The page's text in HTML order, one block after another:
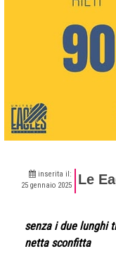
inserita il:
25 gennaio 2025
Le
senza i due lunghi
netta sconfitta